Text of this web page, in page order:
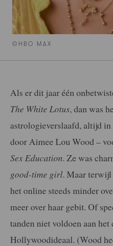
©HBO MAX
Als er dit jaar één
The White Lotus, dan was
astrologieverslaafd, altijd in
door Aimee Lou Wood –
Sex Education. Ze was
good-time girl. Maar terwijl
het online steeds minder
meer over haar gebit. Of
tanden niet voldoen aan het
Hollywoodideaal. (Wood